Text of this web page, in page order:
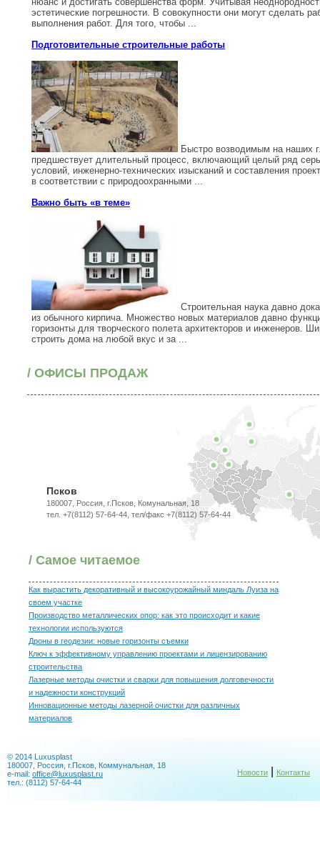
эстетические погрешности. В совокупности они могут сделать
выполнения работ. Для того, чтобы ...
Подготовительные строительные работы
Быстро возводимым на наших
предшествует длительный процесс, включающий целый ряд
условий, инженерно-технических изысканий и составления
в соответствии с природоохранными ...
Важно быть «в теме»
Строительная наука давно
из обычного кирпича. Множество новых материалов давно
горизонты для творческого полета архитекторов и инженеров.
строить дома на любой вкус и за ...
/ ОФИСЫ ПРОДАЖ
Псков
180007, Россия, г.Псков, Комунальная, 18
тел. +7(8112) 57-64-44, тел/факс +7(8112) 57-64-44
/ Самое читаемое
Как вырастить декоративный и высокоурожайный миндаль Луиза на
своем участке
Производство металлических опор: как это происходит и какие
технологии используются
Дроны в геодезии: новые горизонты съемки
Ключ к эффективному управлению проектами и лицензированию
строительства
Лазерные методы очистки и сварки для повышения долговечности
и надежности конструкций
Инновационные методы лазерной очистки для различных
материалов
© 2014 Luxusplast
180007, Россия, г.Псков, Коммунальная, 18
e-mail: office@luxusplast.ru
тел.: (8112) 57-64-44
Новости Контакты